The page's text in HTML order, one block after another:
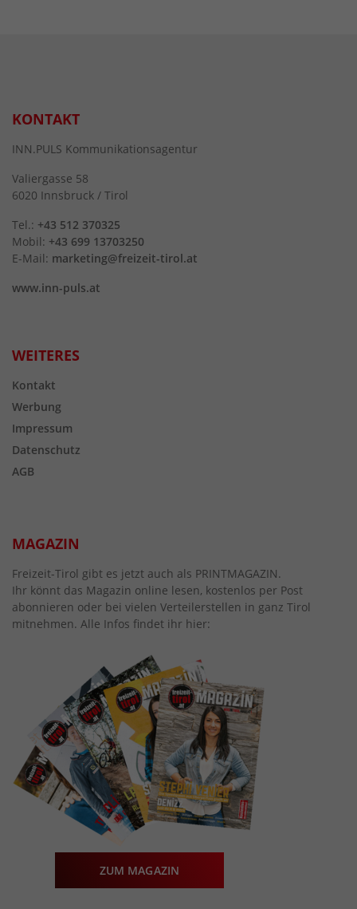
KONTAKT
INN.PULS Kommunikationsagentur
Valiergasse 58
6020 Innsbruck / Tirol
Tel.: +43 512 370325
Mobil: +43 699 13703250
E-Mail: marketing@freizeit-tirol.at
www.inn-puls.at
WEITERES
Kontakt
Werbung
Impressum
Datenschutz
AGB
MAGAZIN
Freizeit-Tirol gibt es jetzt auch als PRINTMAGAZIN.
Ihr könnt das Magazin online lesen, kostenlos per Post
abonnieren oder bei vielen Verteilerstellen in ganz Tirol
mitnehmen. Alle Infos findet ihr hier:
ZUM MAGAZIN